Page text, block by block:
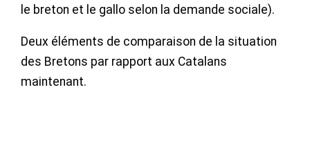
le breton et le gallo selon la demande sociale).
Deux éléments de comparaison de la situation
des Bretons par rapport aux Catalans
maintenant.